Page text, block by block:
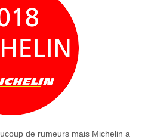
de rumeurs mais Michelin a